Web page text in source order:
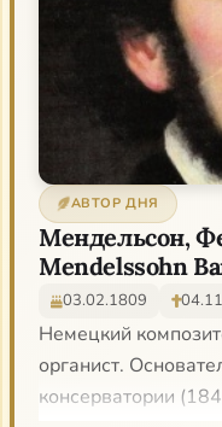
АВТОР ДНЯ
Мендельсон,
Mendelssohn
03.02.1809
Немецкий
органист.
консерватории